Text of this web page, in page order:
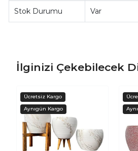
Stok Durumu Var
İlginizi Çekebilecek